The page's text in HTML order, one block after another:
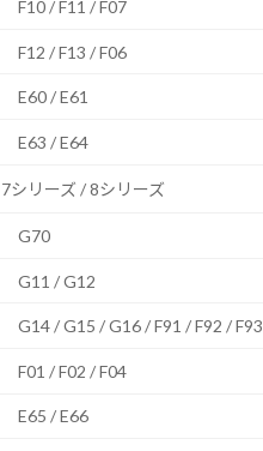
F10 / F11 / F07
F12 / F13 / F06
E60 / E61
E63 / E64
7シリーズ / 8シリーズ
G70
G11 / G12
G14 / G15 / G16 / F91 / F92 / F93
F01 / F02 / F04
E65 / E66